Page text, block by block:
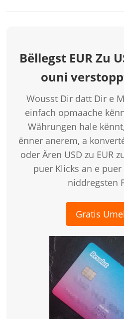
Bëllegst EUR Zu
ouni
Wousst Dir datt Dir e
einfach opmaache
Währungen hale
ënner anerem, a
oder Ären USD zu EUR
puer Klicks an e
niddregsten
Gratis